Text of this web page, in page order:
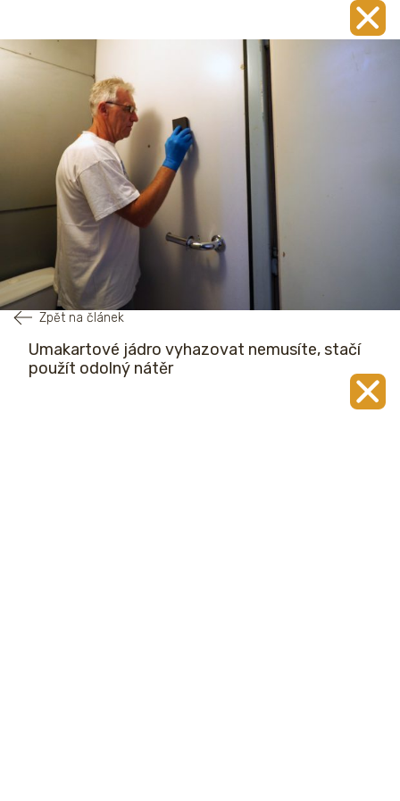
Zpět na článek
Umakartové jádro vyhazovat nemusíte, stačí
použít odolný nátěr